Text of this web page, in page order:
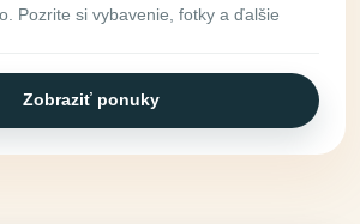
Pozrite si vybavenie, fotky a ďalšie
Zobraziť ponuky